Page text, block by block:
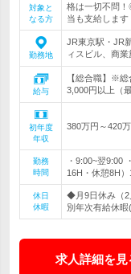
対象と
なる方
格は一切不問
当も支給します
勤務地
JR東京駅・JR
ィスビル、商
給与
【総合職】※
3,000円以上（
初年度
年収
380万円～420
勤務
時間
・9:00~翌9:00
16H・休憩8H）
休日
休暇
◆月9日休み（
別年次有給休
求人詳細を見